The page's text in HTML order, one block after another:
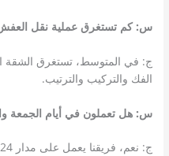
س: كم تستغرق عملية نقل العفش
الفك والتركيب والترتيب.
س: هل تعملون في أيام الجمعة